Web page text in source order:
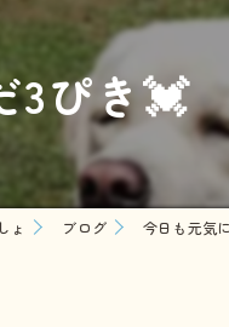
散歩代行
介護
預かり
3ぴき💓
ょ ブログ 今日も元気